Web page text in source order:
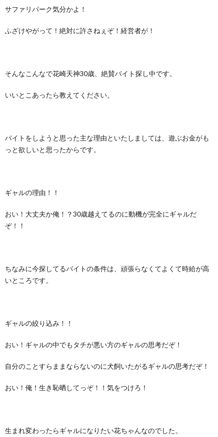
サファリパーク気分かよ！
ふざけやがって！絶対に許さねぇぞ！経営者が！
そんなこんなで花崎天神30歳、絶賛バイト探し中です。
いいとこあったら教えてください。
バイトをしようと思った主な理由といたしましては、遊ぶお金がも
っと欲しいと思ったからです。
ギャルの理由！！
おい！大丈夫か俺！？30歳越えてるのに動機が完全にギャルだ
ぞ！！
ちなみに今探してるバイトの条件は、頑張らなくてよくて時給が高
いところです。
ギャルの絞り込み！！
おい！ギャルの中でもタチが悪い方のギャルの思考だぞ！
自分のことすらままならないのに犬飼いたがるギャルの思考だぞ！
おい！俺！生き恥晒してっぞ！！気をつけろ！
生まれ変わったらギャルになりたい花ちゃんなのでした。